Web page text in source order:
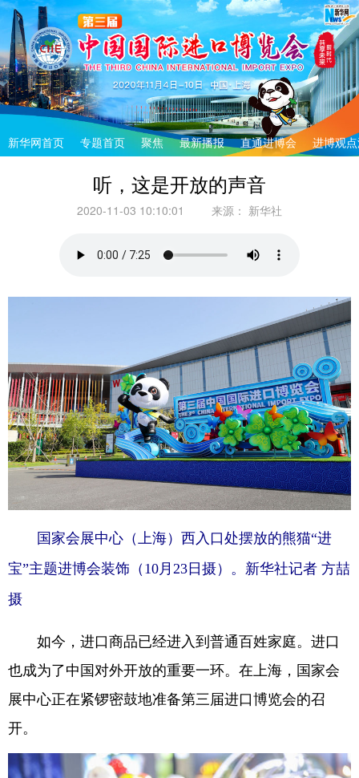
新华网首页 专题首页 聚焦 最新播报 直通进博会 进博观
听，这是开放的声音
2020-11-03 10:10:01 来源： 新华社
国家会展中心（上海）西入口处摆放的熊猫“进
宝”主题进博会装饰（10月23日摄）。新华社记者 方喆
摄
如今，进口商品已经进入到普通百姓家庭。进口
也成为了中国对外开放的重要一环。在上海，国家会
展中心正在紧锣密鼓地准备第三届进口博览会的召
开。